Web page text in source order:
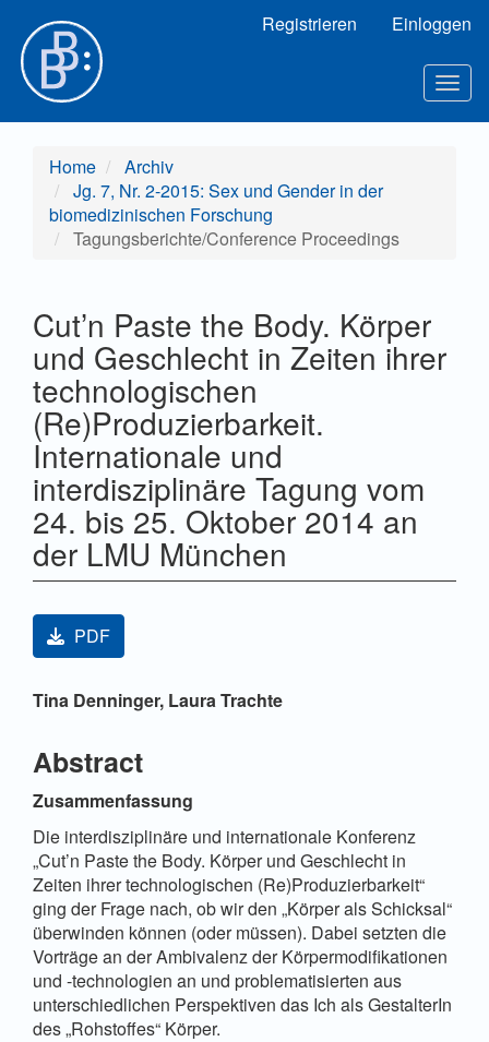
Hauptinhalt
Sidebar
Registrieren Einloggen
Home
Archiv
Jg. 7, Nr. 2-2015: Sex und Gender in der
biomedizinischen Forschung
Tagungsberichte/Conference Proceedings
Cut’n Paste the Body. Körper
und Geschlecht in Zeiten ihrer
technologischen
(Re)Produzierbarkeit.
Internationale und
interdisziplinäre Tagung vom
24. bis 25. Oktober 2014 an
der LMU München
Artikel-Sidebar
PDF
Hauptsächlicher Artikelinhalt
Tina Denninger, Laura Trachte
Abstract
Zusammenfassung
Die interdisziplinäre und internationale Konferenz
„Cut’n Paste the Body. Körper und Geschlecht in
Zeiten ihrer technologischen (Re)Produzierbarkeit“
ging der Frage nach, ob wir den „Körper als Schicksal“
überwinden können (oder müssen). Dabei setzten die
Vorträge an der Ambivalenz der Körpermodifikationen
und -technologien an und problematisierten aus
unterschiedlichen Perspektiven das Ich als GestalterIn
des „Rohstoffes“ Körper.